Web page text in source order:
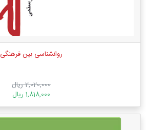
روانشناسی بین فرهنگی
2,020,000 ریال
1,818,000 ریال